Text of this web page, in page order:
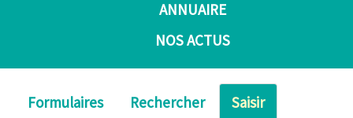
ANNUAIRE
NOS ACTUS
Formulaires Rechercher
Saisir